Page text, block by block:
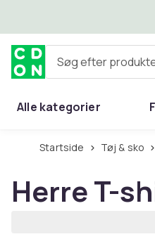
Søg efter produkter
Alle kategorier
Hjem & have
Startside Tøj & sko
Herre T-